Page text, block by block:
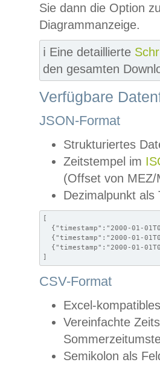
Sie dann die Option
Diagrammanzeige.
ℹ️ Eine detaillierte
den gesamten
Verfügbare
JSON-Format
Strukturiertes
Zeitstempel im
(Offset von MEZ/
Dezimalpunkt als
[
{"timestamp":"2000-01-
{"timestamp":"2000-01-
{"timestamp":"2000-01-
]
CSV-Format
Excel-
Vereinfachte
Semikolon als